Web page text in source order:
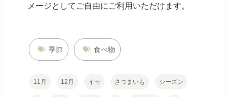
メージとしてご自由にご利用いただけます。
季節 食べ物
11月 12月 イモ さつまいも シーズン